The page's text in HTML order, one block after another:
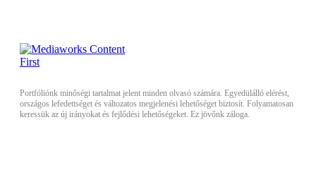
Portfóliónk minőségi tartalmat jelent minden olvasó számára. Egyedülálló elérést,
országos lefedettséget és változatos megjelenési lehetőséget biztosít. Folyamatosan
keressük az új irányokat és fejlődési lehetőségeket. Ez jövőnk záloga.